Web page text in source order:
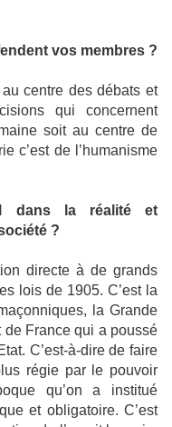
vos membres ?
centre des débats et
qui concernent
soit au centre de
c’est de l’humanisme
dans la réalité et
?
directe à de grands
lois de 1905. C’est la
la Grande
de France qui a poussé
C’est-à-dire de faire
régie par le pouvoir
qu’on a institué
et obligatoire. C’est